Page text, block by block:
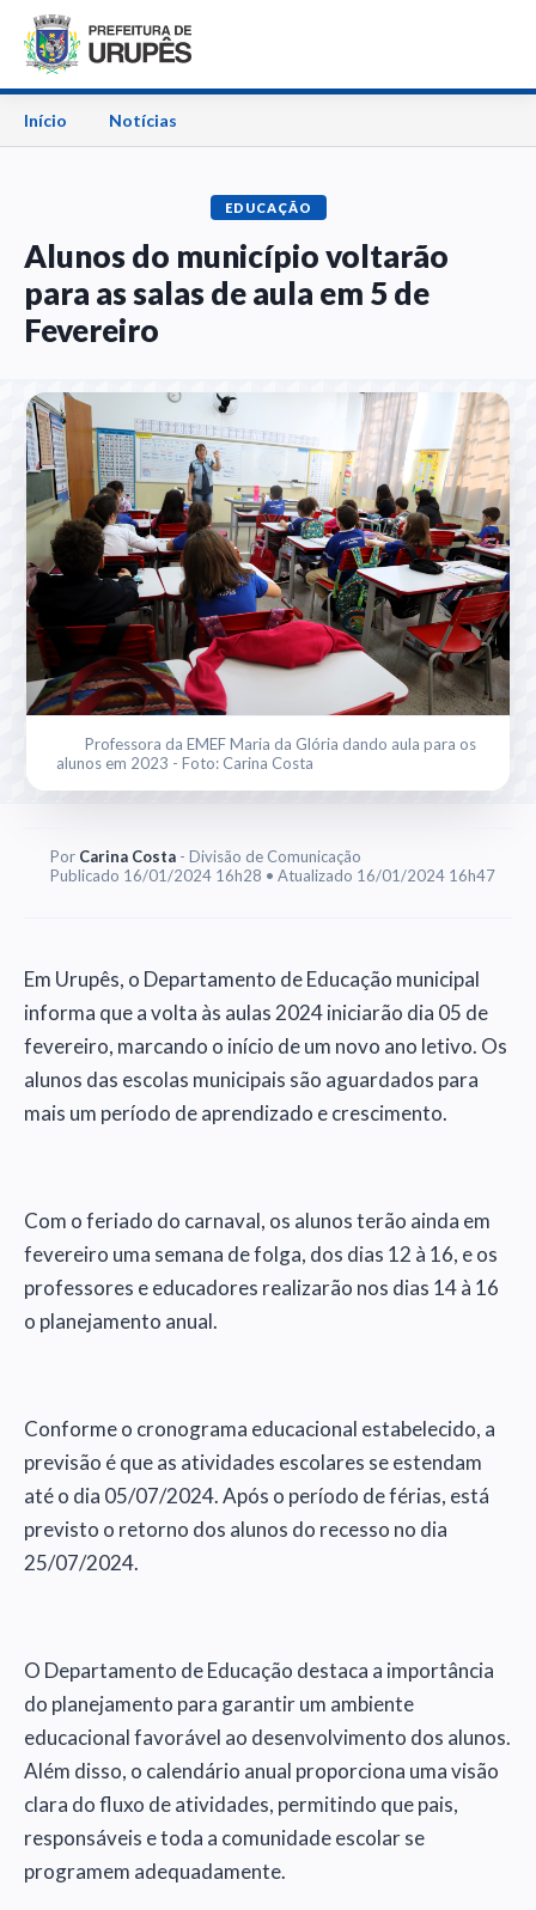
Início Notícias
EDUCAÇÃO
Alunos do município voltarão
para as salas de aula em 5 de
Fevereiro
Professora da EMEF Maria da Glória dando aula para os
alunos em 2023 - Foto: Carina Costa
Por Carina Costa- Divisão de Comunicação
Publicado 16/01/2024 16h28 • Atualizado 16/01/2024 16h47
Em Urupês, o Departamento de Educação municipal
informa que a volta às aulas 2024 iniciarão dia 05 de
fevereiro, marcando o início de um novo ano letivo. Os
alunos das escolas municipais são aguardados para
mais um período de aprendizado e crescimento.
Com o feriado do carnaval, os alunos terão ainda em
fevereiro uma semana de folga, dos dias 12 à 16, e os
professores e educadores realizarão nos dias 14 à 16
o planejamento anual.
Conforme o cronograma educacional estabelecido, a
previsão é que as atividades escolares se estendam
até o dia 05/07/2024. Após o período de férias, está
previsto o retorno dos alunos do recesso no dia
25/07/2024.
O Departamento de Educação destaca a importância
do planejamento para garantir um ambiente
educacional favorável ao desenvolvimento dos alunos.
Além disso, o calendário anual proporciona uma visão
clara do fluxo de atividades, permitindo que pais,
responsáveis e toda a comunidade escolar se
programem adequadamente.